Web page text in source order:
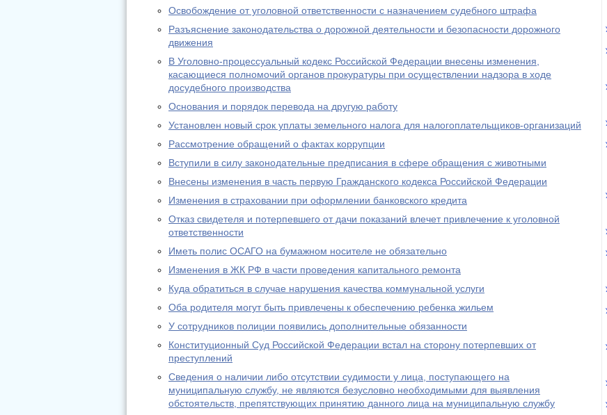
Освобождение от уголовной ответственности с назначением судебного штрафа
Разъяснение законодательства о дорожной деятельности и безопасности дорожного
движения
В Уголовно-процессуальный кодекс Российской Федерации внесены изменения,
касающиеся полномочий органов прокуратуры при осуществлении надзора в ходе
досудебного производства
Основания и порядок перевода на другую работу
Установлен новый срок уплаты земельного налога для налогоплательщиков-организаций
Рассмотрение обращений о фактах коррупции
Вступили в силу законодательные предписания в сфере обращения с животными
Внесены изменения в часть первую Гражданского кодекса Российской Федерации
Изменения в страховании при оформлении банковского кредита
Отказ свидетеля и потерпевшего от дачи показаний влечет привлечение к уголовной
ответственности
Иметь полис ОСАГО на бумажном носителе не обязательно
Изменения в ЖК РФ в части проведения капитального ремонта
Куда обратиться в случае нарушения качества коммунальной услуги
Оба родителя могут быть привлечены к обеспечению ребенка жильем
У сотрудников полиции появились дополнительные обязанности
Конституционный Суд Российской Федерации встал на сторону потерпевших от
преступлений
Сведения о наличии либо отсутствии судимости у лица, поступающего на
муниципальную службу, не являются безусловно необходимыми для выявления
обстоятельств, препятствующих принятию данного лица на муниципальную службу